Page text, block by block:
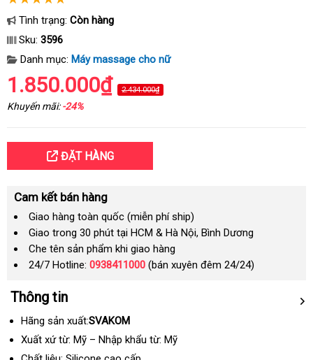
Tình trạng: Còn hàng
Sku: 3596
Danh mục: Máy massage cho nữ
1.850.000₫ 2.434.000₫
Khuyến mãi:-24%
ĐẶT HÀNG
Cam kết bán hàng
Giao hàng toàn quốc (miễn phí ship)
Giao trong 30 phút tại HCM & Hà Nội, Bình Dương
Che tên sản phẩm khi giao hàng
24/7 Hotline: 0938411000 (bán xuyên đêm 24/24)
Thông tin
Hãng sản xuất:SVAKOM
Xuất xứ từ: Mỹ – Nhập khẩu từ: Mỹ